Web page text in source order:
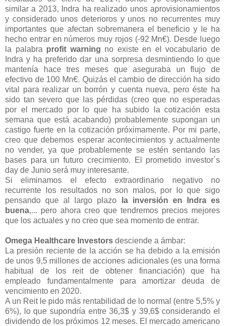
similar a 2013, Indra ha realizado unos aprovisionamientos
y considerado unos deterioros y unos no recurrentes muy
importantes que afectan sobremanera el beneficio y le ha
hecho entrar en números muy rojos (-92 Mn€). Desde luego
la palabra profit warning no existe en el vocabulario de
Indra y ha preferido dar una sorpresa desmintiendo lo que
mantenía hace tres meses que aseguraba un flujo de
efectivo de 100 Mn€. Quizás el cambio de dirección ha sido
vital para realizar un borrón y cuenta nueva, pero éste ha
sido tan severo que las pérdidas (creo que no esperadas
por el mercado por lo que ha subido la cotización esta
semana que está acabando) probablemente supongan un
castigo fuerte en la cotización próximamente. Por mi parte,
creo que debemos esperar acontecimientos y actualmente
no vender, ya que probablemente se estén sentando las
bases para un futuro crecimiento. El prometido investor´s
day de Junio será muy interesante.
Si eliminamos el efecto extraordinario negativo no
recurrente los resultados no son malos, por lo que sigo
pensando que al largo plazo
la inversión en Indra es
buena,... pero ahora creo que tendremos precios mejores
que los actuales y no creo que sea momento de entrar.
Omega Healthcare Investors desciende a ámbar:
La presión reciente de la acción se ha debido a la emisión
de unos 9,5 millones de acciones adicionales (es una forma
habitual de los reit de obtener financiación) que ha
empleado fundamentalmente para amortizar deuda de
vencimiento en 2020.
A un Reit le pido más rentabilidad de lo normal (entre 5,5% y
6%), lo que supondría entre 36,3$ y 39,6$ considerando el
dividendo de los próximos 12 meses. El mercado americano